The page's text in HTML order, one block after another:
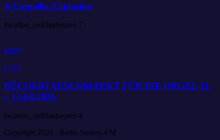
A Cappella Explosion
location_on Blaubeuren 7
today
Lokal
BÜCHERTAUSCHMARKT FÜR DIE ORGEL 11.
– 13.08.2026
location_onBlaubeuren 4
Copyright 2026 - Radio Sunray-FM